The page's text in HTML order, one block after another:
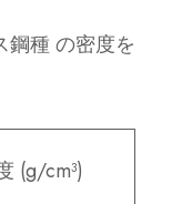
鋼種 の密度を
(g/cm³)